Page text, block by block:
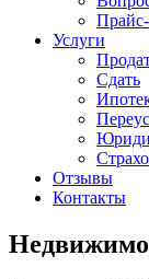
Услуги
Сдать
Отзывы
Контакты